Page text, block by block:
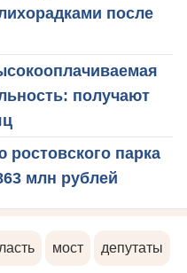
после
получают
парка
млн рублей
мост депутаты